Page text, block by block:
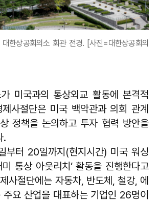
한상공회의소 회관 전경. [사진=대한상공회의
미국과의 통상외교 활동에 본격적
사절단은 미국 백악관과 의회 관계
정책을 논의하고 투자 협력 방안을
.
부터 20일까지(현지시간) 미국 워싱
통상 아웃리치’ 활동을 진행한다고
사절단에는 자동차, 반도체, 철강, 에
요 산업을 대표하는 기업인 26명이